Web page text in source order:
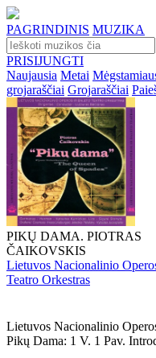
PAGRINDINIS MUZIKA
PRISIJUNGTI
Naujausia Metai
grojaraščiai Grojaraščiai
PIKŲ DAMA. PIOTRAS
ČAIKOVSKIS
Lietuvos Nacionalinio
Teatro Orkestras
Lietuvos Nacionalinio
Pikų Dama: 1 V. 1 Pav.